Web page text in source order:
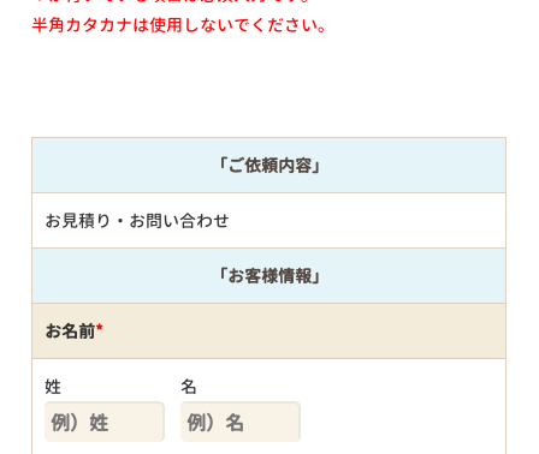
半角カタカナは使用しないでください。
「ご依頼内容」
お見積り・お問い合わせ
「お客様情報」
お名前*
姓 名